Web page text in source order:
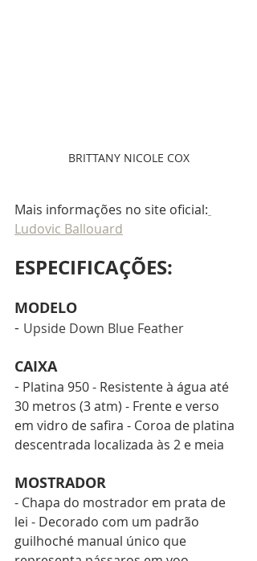
BRITTANY NICOLE COX
Mais informações no site oficial:
Ludovic Ballouard
ESPECIFICAÇÕES:
MODELO
- Upside Down Blue Feather
CAIXA
- Platina 950 - Resistente à água até
30 metros (3 atm) - Frente e verso
em vidro de safira - Coroa de platina
descentrada localizada às 2 e meia
MOSTRADOR
- Chapa do mostrador em prata de
lei - Decorado com um padrão
guilhoché manual único que